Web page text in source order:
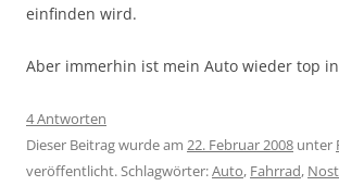
einfinden wird.
Aber immerhin ist mein Auto wieder top in
4 Antworten
Dieser Beitrag wurde am 22. Februar 2008 unter
veröffentlicht. Schlagwörter:Auto, Fahrrad,